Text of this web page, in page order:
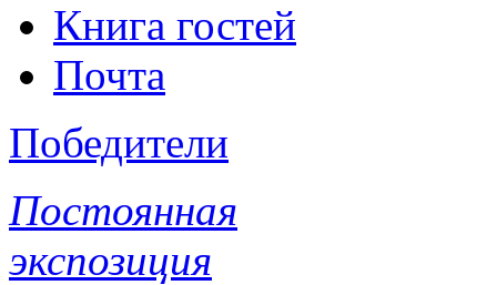
Книга гостей
Почта
Победители
Постоянная
экспозиция